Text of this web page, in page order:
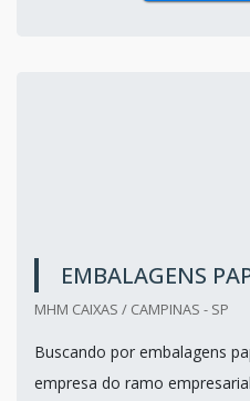
EMBALAGENS
MHM CAIXAS / CAMPINAS - SP
Buscando por embalagens
empresa do ramo